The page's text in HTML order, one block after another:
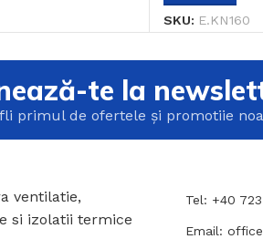
SKU: E.KN160
te la
primul de ofertele și promotiie
Tel: +40
Email: